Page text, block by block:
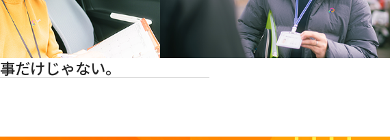
だけじゃない。